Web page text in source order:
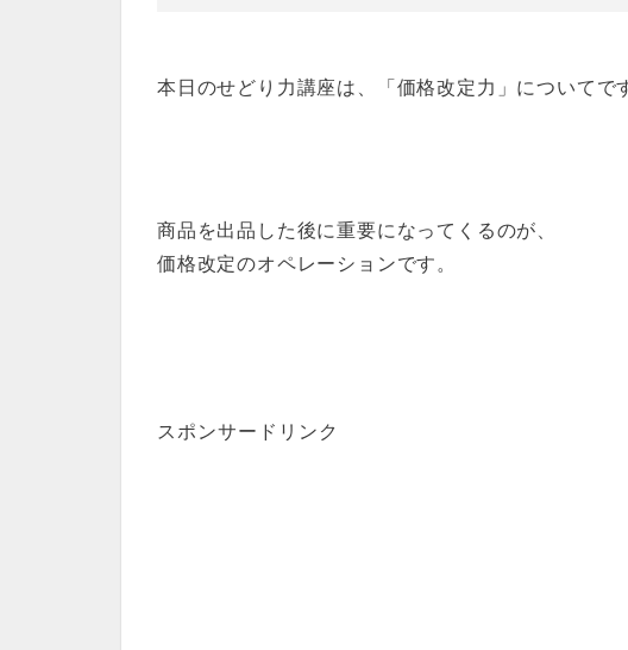
本日のせどり力講座は、「価格改定力」についてで
商品を出品した後に重要になってくるのが、
価格改定のオペレーションです。
スポンサードリンク